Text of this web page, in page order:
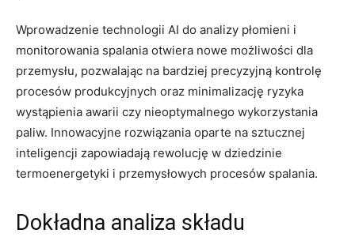
Wprowadzenie technologii AI do analizy płomieni ⁣i
monitorowania⁣ spalania otwiera nowe ‌możliwości dla⁣
przemysłu, pozwalając na bardziej precyzyjną kontrolę
procesów produkcyjnych ⁣oraz minimalizację ‌ryzyka‍
wystąpienia awarii czy⁣ nieoptymalnego ⁣wykorzystania
paliw.‌ Innowacyjne rozwiązania oparte na sztucznej
inteligencji‍ zapowiadają ⁢rewolucję w ‌dziedzinie
termoenergetyki i przemysłowych procesów spalania.
Dokładna analiza⁢ składu